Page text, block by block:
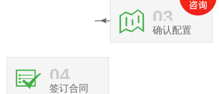
03
确认配置
04
签订合同